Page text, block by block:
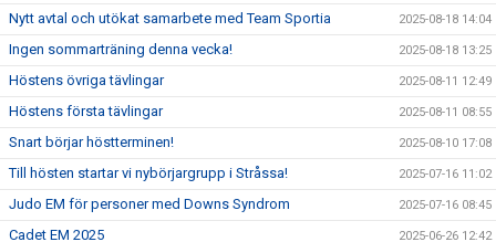
Nytt avtal och utökat samarbete med Team Sportia 2025-08-18 14:04
Ingen sommarträning denna vecka! 2025-08-18 13:25
Höstens övriga tävlingar 2025-08-11 12:49
Höstens första tävlingar 2025-08-11 08:55
Snart börjar höstterminen! 2025-08-10 17:08
Till hösten startar vi nybörjargrupp i Stråssa! 2025-07-16 11:02
Judo EM för personer med Downs Syndrom 2025-07-16 08:45
Cadet EM 2025 2025-06-26 12:42